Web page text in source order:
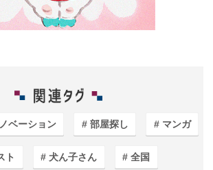
ベーション 部屋探し マンガ
ト 犬ん子さん 全国